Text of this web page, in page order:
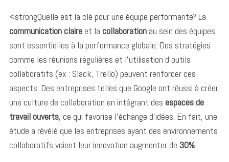
<strongQuelle est la clé pour une équipe performante? La
communication claireet la collaborationau sein des équipes
sont essentielles à la performance globale. Des stratégies
comme les réunions régulières et l’utilisation d’outils
collaboratifs (ex : Slack, Trello) peuvent renforcer ces
aspects. Des entreprises telles que Google ont réussi à créer
une culture de collaboration en intégrant des espaces de
travail ouverts, ce qui favorise l’échange d’idées. En fait, une
étude a révélé que les entreprises ayant des environnements
collaboratifs voient leur innovation augmenter de 30%.